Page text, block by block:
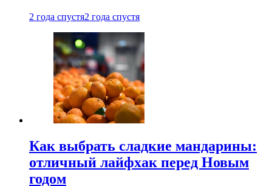
2 года спустя2 года спустя
Как выбрать сладкие мандарины:
отличный лайфхак перед Новым
годом